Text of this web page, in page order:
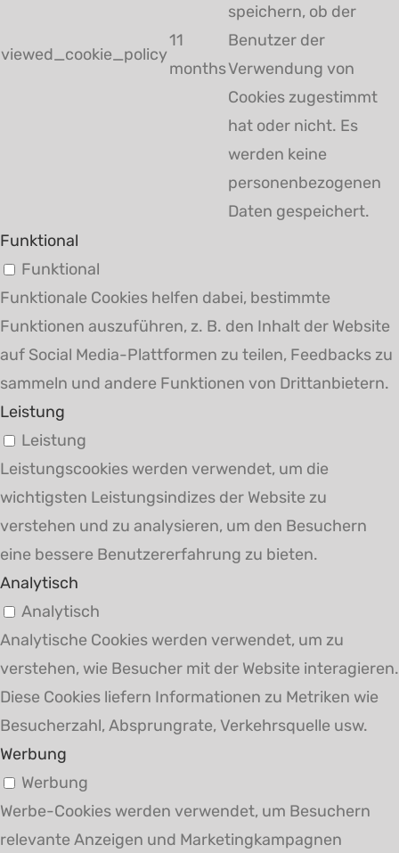
viewed_cookie_policy
11
months
speichern, ob der
Benutzer der
Verwendung von
Cookies zugestimmt
hat oder nicht. Es
werden keine
personenbezogenen
Daten gespeichert.
Funktional
Funktional
Funktionale Cookies helfen dabei, bestimmte
Funktionen auszuführen, z. B. den Inhalt der Website
auf Social Media-Plattformen zu teilen, Feedbacks zu
sammeln und andere Funktionen von Drittanbietern.
Leistung
Leistung
Leistungscookies werden verwendet, um die
wichtigsten Leistungsindizes der Website zu
verstehen und zu analysieren, um den Besuchern
eine bessere Benutzererfahrung zu bieten.
Analytisch
Analytisch
Analytische Cookies werden verwendet, um zu
verstehen, wie Besucher mit der Website interagieren.
Diese Cookies liefern Informationen zu Metriken wie
Besucherzahl, Absprungrate, Verkehrsquelle usw.
Werbung
Werbung
Werbe-Cookies werden verwendet, um Besuchern
relevante Anzeigen und Marketingkampagnen